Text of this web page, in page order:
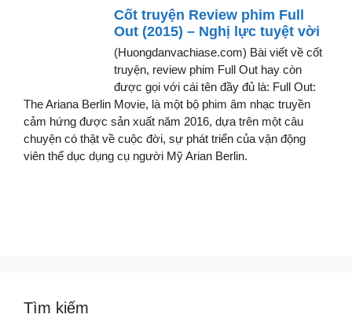
Cốt truyện Review phim Full
Out (2015) – Nghị lực tuyệt vời
(Huongdanvachiase.com) Bài viết về cốt
truyện, review phim Full Out hay còn
được gọi với cái tên đầy đủ là: Full Out:
The Ariana Berlin Movie, là một bộ phim âm nhạc truyền
cảm hứng được sản xuất năm 2016, dựa trên một câu
chuyện có thật về cuộc đời, sự phát triển của vận động
viên thể dục dụng cụ người Mỹ Arian Berlin.
Tìm kiếm